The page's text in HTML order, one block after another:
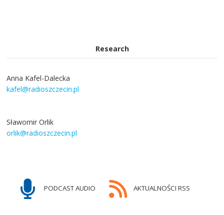
Research
Anna Kafel-Dalecka
kafel@radioszczecin.pl
Sławomir Orlik
orlik@radioszczecin.pl
PODCAST AUDIO AKTUALNOŚCI RSS